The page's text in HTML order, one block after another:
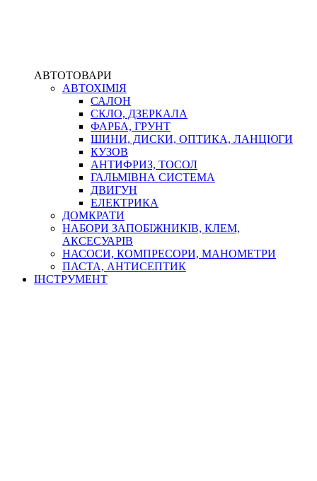
АВТОТОВАРИ
АВТОХІМІЯ
САЛОН
СКЛО, ДЗЕРКАЛА
ФАРБА, ГРУНТ
ШИНИ, ДИСКИ, ОПТИКА, ЛАНЦЮГИ
КУЗОВ
АНТИФРИЗ, ТОСОЛ
ГАЛЬМІВНА СИСТЕМА
ДВИГУН
ЕЛЕКТРИКА
ДОМКРАТИ
НАБОРИ ЗАПОБІЖНИКІВ, КЛЕМ,
АКСЕСУАРІВ
НАСОСИ, КОМПРЕСОРИ, МАНОМЕТРИ
ПАСТА, АНТИСЕПТИК
ІНСТРУМЕНТ